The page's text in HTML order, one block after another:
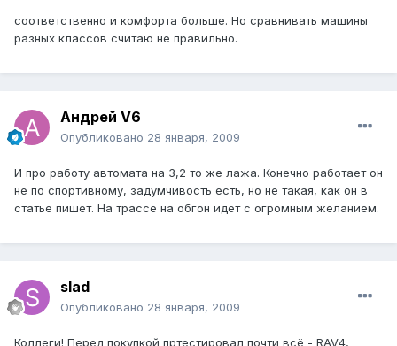
соответственно и комфорта больше. Но сравнивать машины
разных классов считаю не правильно.
Андрей V6
Опубликовано 28 января, 2009
И про работу автомата на 3,2 то же лажа. Конечно работает он
не по спортивному, задумчивость есть, но не такая, как он в
статье пишет. На трассе на обгон идет с огромным желанием.
slad
Опубликовано 28 января, 2009
Коллеги! Перед покупкой пртестировал почти всё - RAV4,